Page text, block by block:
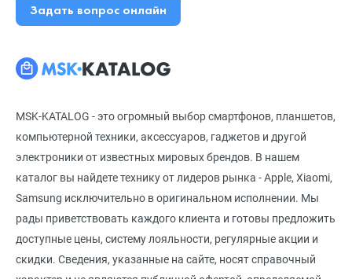
MSK-KATALOG - это огромный выбор смартфонов, планшетов,
компьютерной техники, аксессуаров, гаджетов и другой
электроники от известных мировых брендов. В нашем
каталог вы найдете технику от лидеров рынка - Apple, Xiaomi,
Samsung исключительно в оригинальном исполнении. Мы
рады приветствовать каждого клиента и готовы предложить
доступные цены, систему лояльности, регулярные акции и
скидки. Сведения, указанные на сайте, носят справочный
Задать вопрос онлайн